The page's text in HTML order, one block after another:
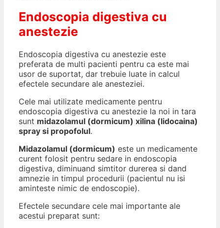
Endoscopia digestiva cu
anestezie
Endoscopia digestiva cu anestezie este
preferata de multi pacienti pentru ca este mai
usor de suportat, dar trebuie luate in calcul
efectele secundare ale anesteziei.
Cele mai utilizate medicamente pentru
endoscopia digestiva cu anestezie la noi in tara
sunt midazolamul (dormicum) xilina (lidocaina)
spray si propofolul.
Midazolamul (dormicum) este un medicamente
curent folosit pentru sedare in endoscopia
digestiva, diminuand simtitor durerea si dand
amnezie in timpul procedurii (pacientul nu isi
aminteste nimic de endoscopie).
Efectele secundare cele mai importante ale
acestui preparat sunt: